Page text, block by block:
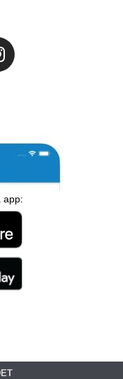
app: